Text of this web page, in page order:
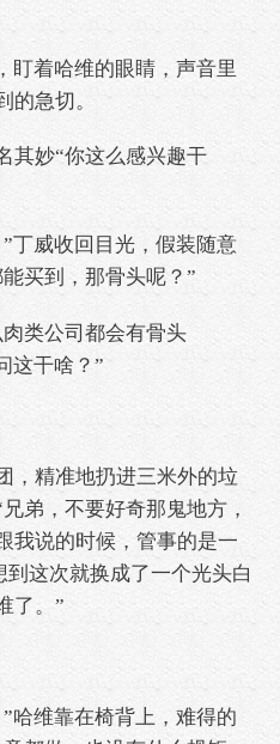
着哈维的眼睛，声音里
的急切。
妙“你这么感兴趣干
威收回目光，假装随意
买到，那骨头呢？”
类公司都会有骨头
这干啥？”
精准地扔进三米外的垃
弟，不要好奇那鬼地方，
我说的时候，管事的是一
到这次就换成了一个光头白
了。”
维靠在椅背上，难得的